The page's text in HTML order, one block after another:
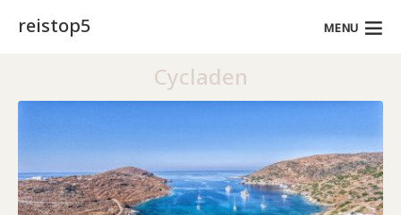
reistop5 MENU
Cycladen